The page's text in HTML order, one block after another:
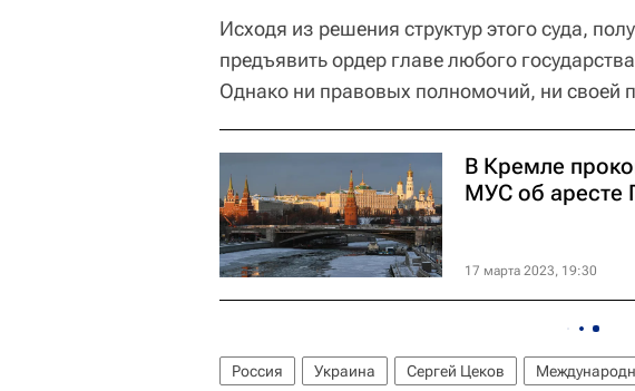
Исходя из решения структур этого суда,
предъявить ордер главе любого
Однако ни правовых полномочий, ни своей
В Кремле
МУС об аресте
17 марта 2023, 19:30
Россия Украина Сергей Цеков